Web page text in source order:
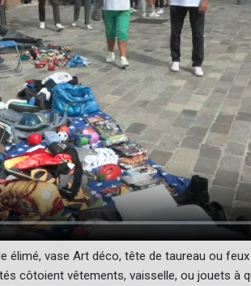
élimé, vase Art déco, tête de taureau ou
côtoient vêtements, vaisselle, ou jouets à